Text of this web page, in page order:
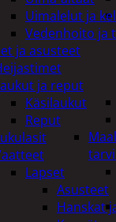
Uimalelut ja
Vedenhoito ja
ja asusteet
ja reput
Käsilaukut
Reput
Lapset
Asusteet
Hanskat